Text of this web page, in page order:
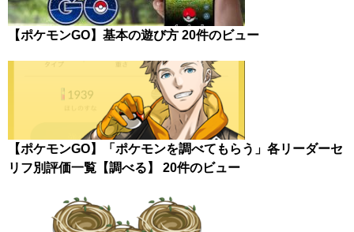
【ポケモンGO】基本の遊び方 20件のビュー
【ポケモンGO】「ポケモンを調べてもらう」各リーダーセ
リフ別評価一覧【調べる】
20件のビュー